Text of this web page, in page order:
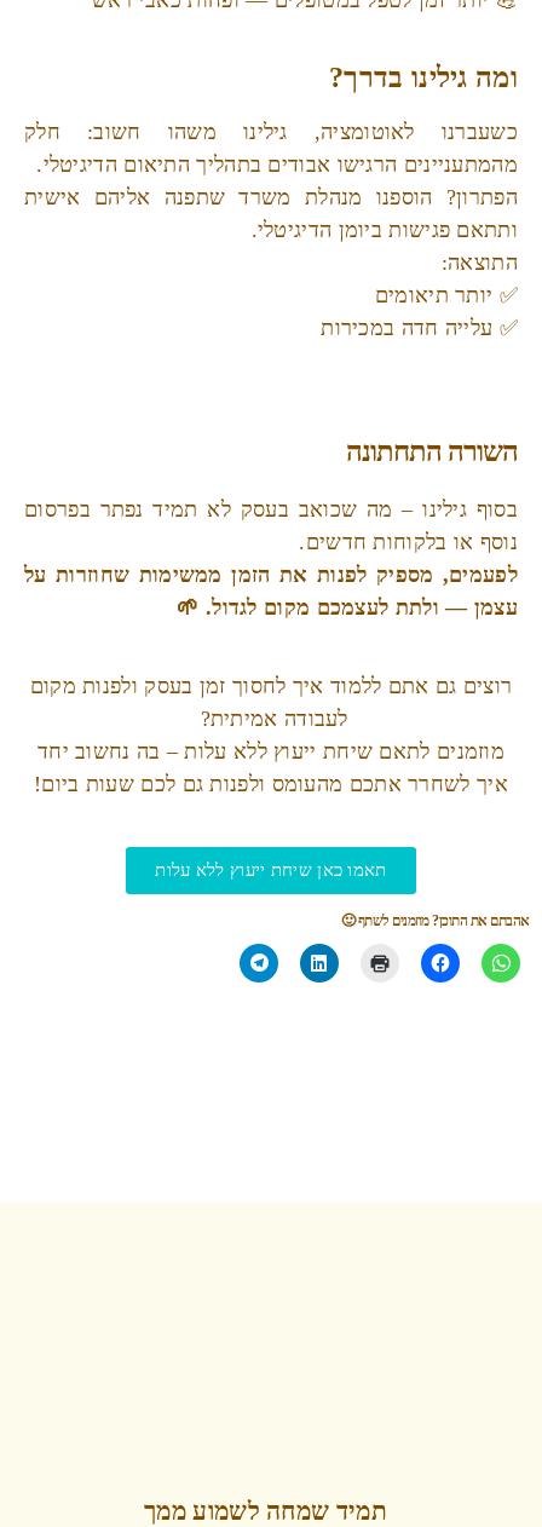
ומה גילינו בדרך?
כשעברנו לאוטומציה, גילינו משהו חשוב: חלק
מהמתעניינים הרגישו אבודים בתהליך התיאום הדיגיטלי.
הפתרון? הוספנו מנהלת משרד שתפנה אליהם אישית
ותתאם פגישות ביומן הדיגיטלי.
התוצאה:
✅ יותר תיאומים
✅ עלייה חדה במכירות
השורה התחתונה
בסוף גילינו – מה שכואב בעסק לא תמיד נפתר בפרסום
נוסף או בלקוחות חדשים.
לפעמים, מספיק לפנות את הזמן ממשימות שחוזרות על
עצמן — ולתת לעצמכם מקום לגדול. 🌱
רוצים גם אתם ללמוד איך לחסוך זמן בעסק ולפנות מקום
לעבודה אמיתית?
מוזמנים לתאם שיחת ייעוץ ללא עלות – בה נחשוב יחד
איך לשחרר אתכם מהעומס ולפנות גם לכם שעות ביום!
תאמו כאן שיחת ייעוץ ללא עלות
אהבתם את התוכן? מוזמנים לשתף 🙂
תמיד שמחה לשמוע ממך